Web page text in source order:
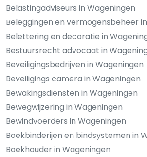
Belastingadviseurs in Wageningen
Beleggingen en vermogensbeheer
Belettering en decoratie in
Bestuursrecht advocaat in
Beveiligingsbedrijven in Wageningen
Beveiligings camera in Wageningen
Bewakingsdiensten in Wageningen
Bewegwijzering in Wageningen
Bewindvoerders in Wageningen
Boekbinderijen en bindsystemen in
Boekhouder in Wageningen